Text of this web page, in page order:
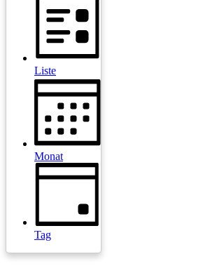
Liste
Monat
Tag